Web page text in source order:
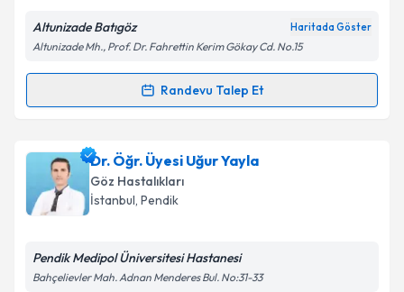
Kişisel verilerimin işlenmesine ilişkin
Metni'ni okudum ve kişisel verilerimin belirtilen
Takvim Talebini Gönder
Altunizade Batıgöz Haritada Göster
Altunizade Mh., Prof. Dr. Fahrettin Kerim Gökay Cd. No.15
Randevu Talep Et
Randevu Takvimi Talebi
Prof. Dr. Suphi Acar için randevu takvimi talebi
oluşturun. Size bu uzmandan randevu almanız için bir
takvim hazırlandığında e-posta ile bilgilendireceğiz.
Dr. Öğr. Üyesi Uğur Yayla
Göz Hastalıkları
İstanbul, Pendik
Pendik Medipol Üniversitesi Hastanesi
Bahçelievler Mah. Adnan Menderes Bul. No:31-33